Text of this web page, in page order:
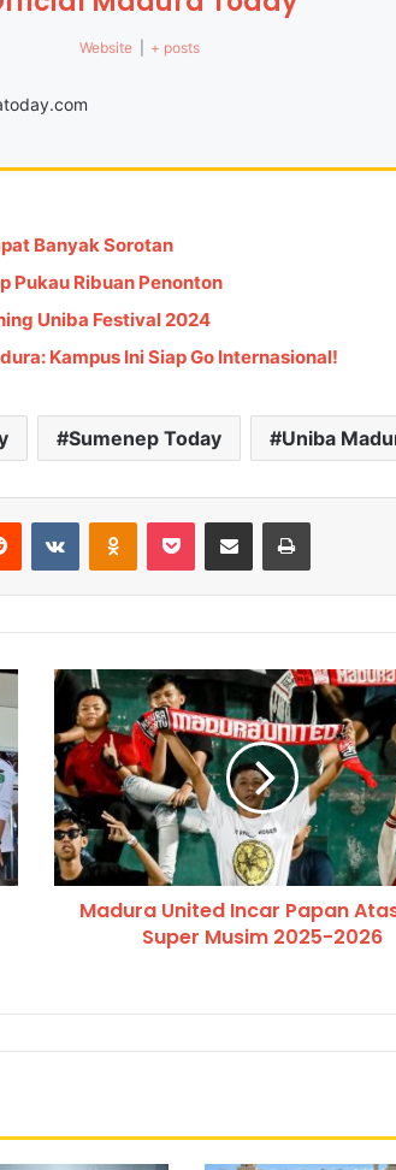
Website + posts
Banyak Sorotan
Pukau Ribuan Penonton
Uniba Festival 2024
Kampus Ini Siap Go Internasional!
Sumenep Today Uniba
Madura United Incar Papan
Super Musim 2025-2026